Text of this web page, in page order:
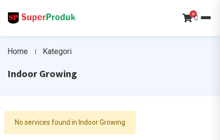
0
Home Kategori
Indoor Growing
No services found in Indoor Growing